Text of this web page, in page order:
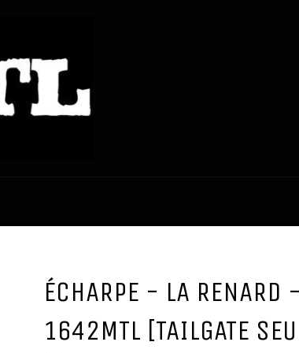
ÉCHARPE - LA RENARD -
1642MTL [TAILGATE